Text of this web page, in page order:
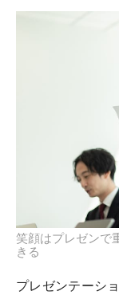
笑顔はプレゼンで
きる
プレゼンテーシ